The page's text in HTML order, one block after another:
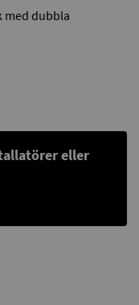
med dubbla
eller